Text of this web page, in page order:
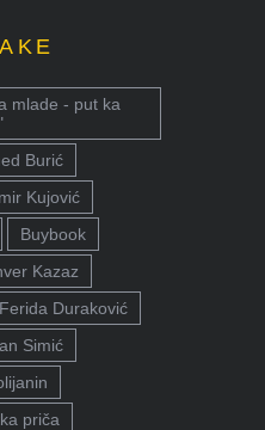
mlade - put ka
Burić
Kujović
Buybook
Kazaz
Ferida Duraković
Simić
priča